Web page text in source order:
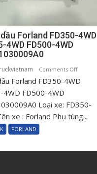
Forland FD350-4WD
4WD FD500-4WD
Comments Offon
Phao
Forland
4WD
Forland FD350-4WD
4WD FD500-4WD
Loại xe: FD350-
xe : Forland Phụ tùng...
FORLAND